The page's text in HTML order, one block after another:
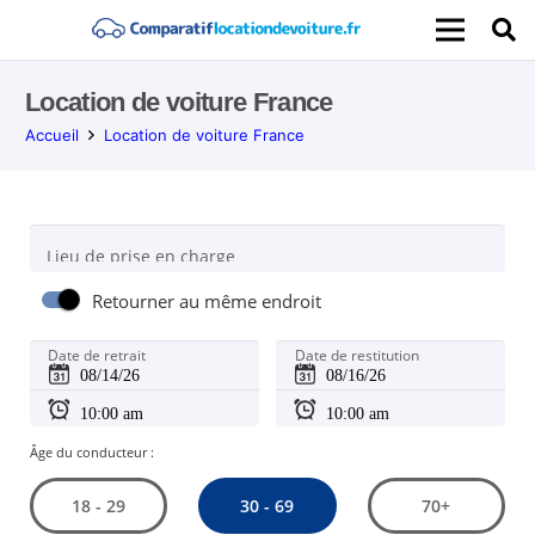
Location de voiture France
Accueil Location de voiture France
Lieu de prise en charge
Retourner au même endroit
Date de retrait Date de restitution
Âge du conducteur :
18 - 29 30 - 69 70+